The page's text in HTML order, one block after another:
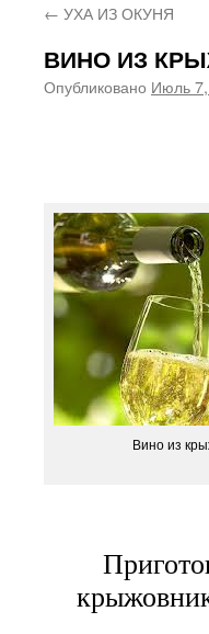
← УХА ИЗ ОКУНЯ
ВИНО ИЗ
Опубликовано Июль
Вино из